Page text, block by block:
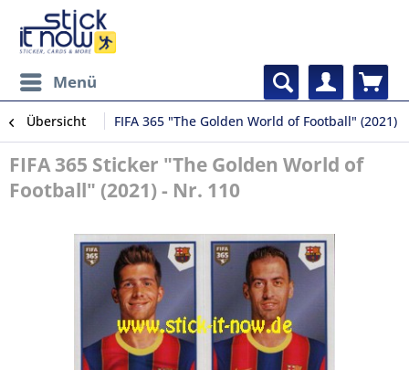
Menü
Übersicht FIFA 365 "The Golden World of Football" (2021)
FIFA 365 Sticker "The Golden World of
Football" (2021) - Nr. 110